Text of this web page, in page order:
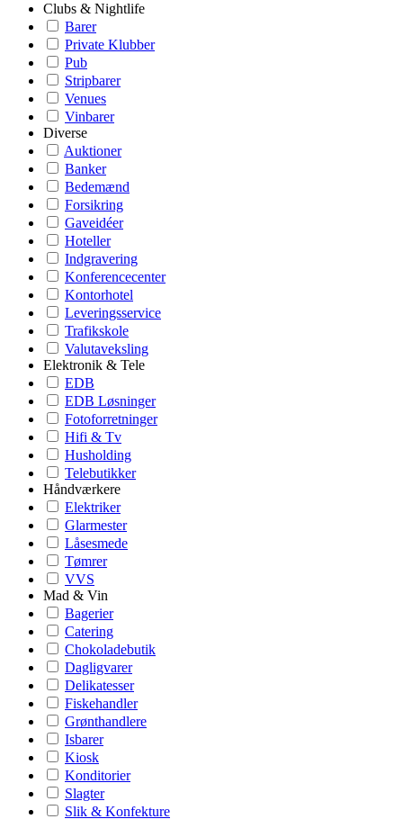
Clubs & Nightlife
Barer
Private Klubber
Pub
Stripbarer
Venues
Vinbarer
Diverse
Auktioner
Banker
Bedemænd
Forsikring
Gaveidéer
Hoteller
Indgravering
Konferencecenter
Kontorhotel
Leveringsservice
Trafikskole
Valutaveksling
Elektronik & Tele
EDB
EDB Løsninger
Fotoforretninger
Hifi & Tv
Husholding
Telebutikker
Håndværkere
Elektriker
Glarmester
Låsesmede
Tømrer
VVS
Mad & Vin
Bagerier
Catering
Chokoladebutik
Dagligvarer
Delikatesser
Fiskehandler
Grønthandlere
Isbarer
Kiosk
Konditorier
Slagter
Slik & Konfekture